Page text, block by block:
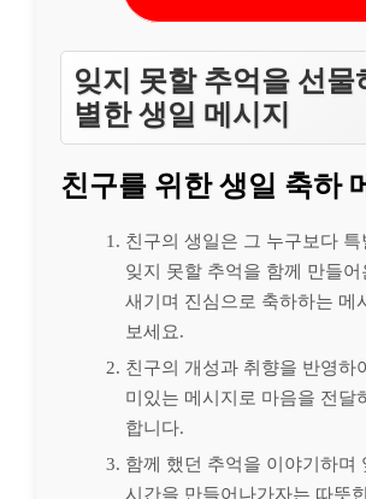
잊지 못할 추억을 선물
별한 생일 메시지
친구를 위한 생일 축하
친구의 생일은 그 누구보다
잊지 못할 추억을 함께 만들어
새기며 진심으로 축하하는 메
보세요.
친구의 개성과 취향을 반영하
미있는 메시지로 마음을 전달
합니다.
함께 했던 추억을 이야기하며
시간을 만들어나가자는 따뜻